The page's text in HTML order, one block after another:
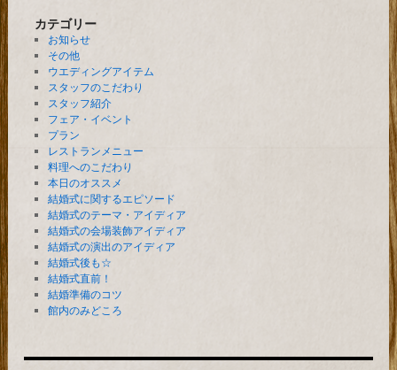
カテゴリー
お知らせ
その他
ウエディングアイテム
スタッフのこだわり
スタッフ紹介
フェア・イベント
プラン
レストランメニュー
料理へのこだわり
本日のオススメ
結婚式に関するエピソード
結婚式のテーマ・アイディア
結婚式の会場装飾アイディア
結婚式の演出のアイディア
結婚式後も☆
結婚式直前！
結婚準備のコツ
館内のみどころ